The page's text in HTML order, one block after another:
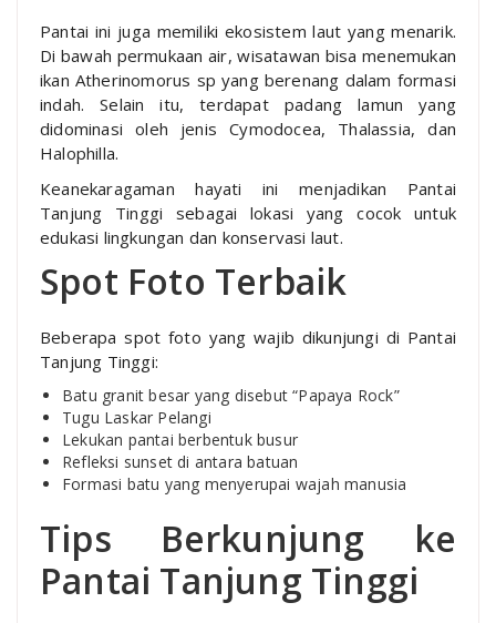
Pantai ini juga memiliki ekosistem laut yang menarik.
Di bawah permukaan air, wisatawan bisa menemukan
ikan Atherinomorus sp yang berenang dalam formasi
indah. Selain itu, terdapat padang lamun yang
didominasi oleh jenis Cymodocea, Thalassia, dan
Halophilla.
Keanekaragaman hayati ini menjadikan Pantai
Tanjung Tinggi sebagai lokasi yang cocok untuk
edukasi lingkungan dan konservasi laut.
Spot Foto Terbaik
Beberapa spot foto yang wajib dikunjungi di Pantai
Tanjung Tinggi:
Batu granit besar yang disebut “Papaya Rock”
Tugu Laskar Pelangi
Lekukan pantai berbentuk busur
Refleksi sunset di antara batuan
Formasi batu yang menyerupai wajah manusia
Tips Berkunjung ke
Pantai Tanjung Tinggi